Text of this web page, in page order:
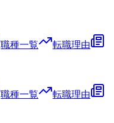
職種一覧
転職理由
職種一覧
転職理由